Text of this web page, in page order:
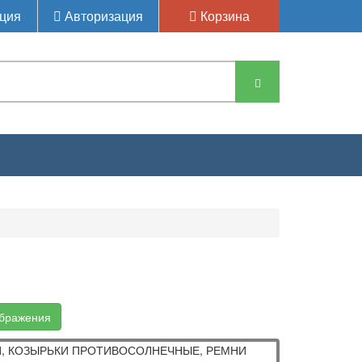
Авторизация Корзина
ПОРУЧНИ, КОЗЫРЬКИ ПРОТИВОСОЛНЕЧНЫЕ, РЕМНИ